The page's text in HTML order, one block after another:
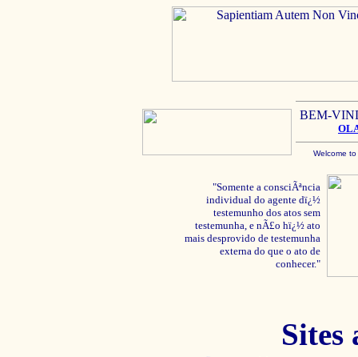
BEM-
Welcome
"Somente a consciÃªncia
individual do agente dï¿½
testemunho dos atos sem
testemunha, e nÃ£o hï¿½ ato
mais desprovido de testemunha
externa do que o ato de
conhecer."
Sites